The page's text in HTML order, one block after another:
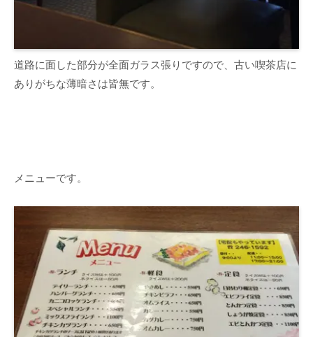
道路に面した部分が全面ガラス張りですので、古い喫茶店に
ありがちな薄暗さは皆無です。
メニューです。